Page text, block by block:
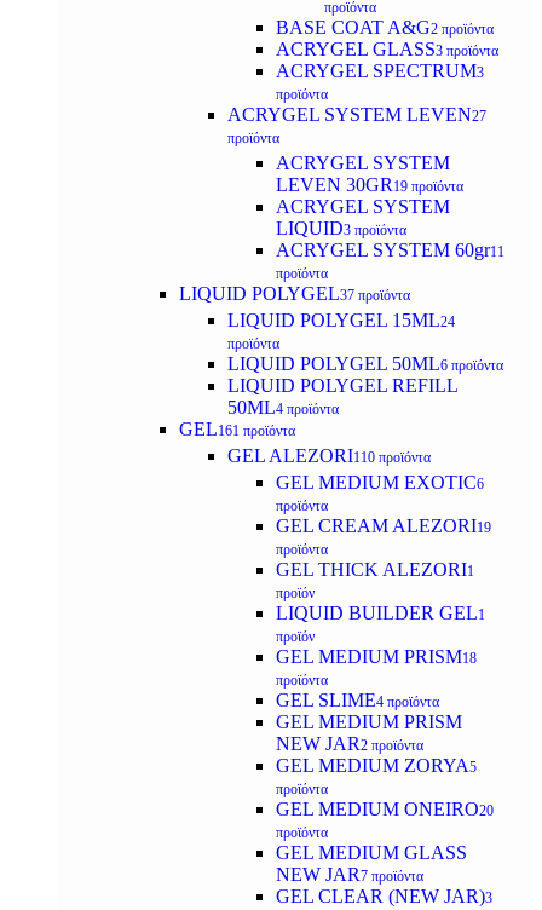
προϊόντα
BASE COAT A&G2 προϊόντα
ACRYGEL GLASS3 προϊόντα
ACRYGEL SPECTRUM3
προϊόντα
ACRYGEL SYSTEM LEVEN27
προϊόντα
ACRYGEL SYSTEM
LEVEN 30GR 19 προϊόντα
ACRYGEL SYSTEM
LIQUID3 προϊόντα
ACRYGEL SYSTEM 60gr11
προϊόντα
LIQUID POLYGEL37 προϊόντα
LIQUID POLYGEL 15ML24
προϊόντα
LIQUID POLYGEL 50ML6 προϊόντα
LIQUID POLYGEL REFILL
50ML4 προϊόντα
GEL161 προϊόντα
GEL ALEZORI110 προϊόντα
GEL MEDIUM EXOTIC6
προϊόντα
GEL CREAM ALEZORI19
προϊόντα
GEL THICK ALEZORI1
προϊόν
LIQUID BUILDER GEL1
προϊόν
GEL MEDIUM PRISM18
προϊόντα
GEL SLIME4 προϊόντα
GEL MEDIUM PRISM
NEW JAR2 προϊόντα
GEL MEDIUM ZORYA5
προϊόντα
GEL MEDIUM ONEIRO20
προϊόντα
GEL MEDIUM GLASS
NEW JAR7 προϊόντα
GEL CLEAR (NEW JAR)3